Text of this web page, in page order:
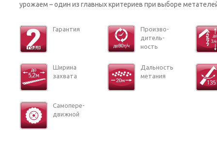
урожаем – один из главных критериев при выборе
Га­ран­тия
Про­из­во­
ди­тель­
ность
Ши­ри­на
за­хва­та
Даль­ность
ме­та­ния
Са­мо­пе­ре­
движ­ной